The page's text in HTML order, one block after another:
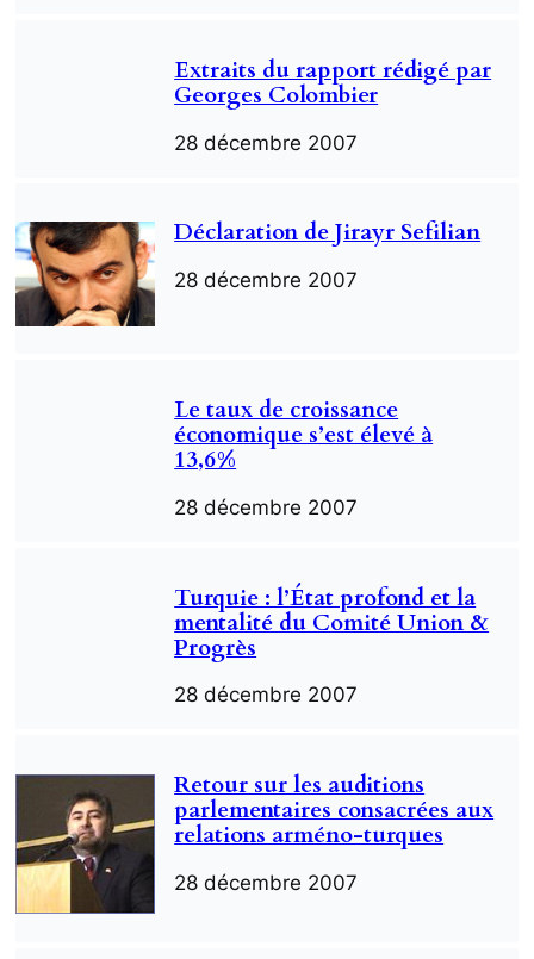
Extraits du rapport rédigé par
Georges Colombier
28 décembre 2007
Déclaration de Jirayr Sefilian
28 décembre 2007
Le taux de croissance
économique s’est élevé à
13,6%
28 décembre 2007
Turquie : l’État profond et la
mentalité du Comité Union &
Progrès
28 décembre 2007
Retour sur les auditions
parlementaires consacrées aux
relations arméno-turques
28 décembre 2007